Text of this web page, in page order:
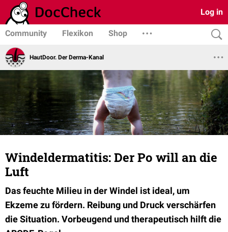
Log in
Community Flexikon Shop
HautDoor. Der Derma-Kanal
Windeldermatitis: Der Po will an die
Luft
Das feuchte Milieu in der Windel ist ideal, um
Ekzeme zu fördern. Reibung und Druck verschärfen
die Situation. Vorbeugend und therapeutisch hilft die